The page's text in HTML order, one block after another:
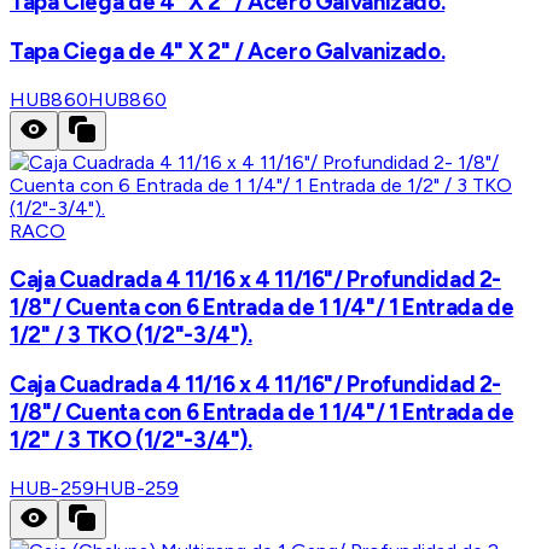
Tapa Ciega de 4" X 2" / Acero Galvanizado.
HUB860HUB860
RACO
Caja Cuadrada 4 11/16 x 4 11/16"/ Profundidad 2-
1/8"/ Cuenta con 6 Entrada de 1 1/4"/ 1 Entrada de
1/2" / 3 TKO (1/2"-3/4").
Caja Cuadrada 4 11/16 x 4 11/16"/ Profundidad 2-
1/8"/ Cuenta con 6 Entrada de 1 1/4"/ 1 Entrada de
1/2" / 3 TKO (1/2"-3/4").
HUB-259HUB-259